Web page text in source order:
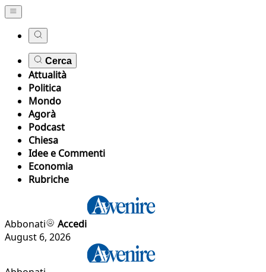
Cerca
Attualità
Politica
Mondo
Agorà
Podcast
Chiesa
Idee e Commenti
Economia
Rubriche
Abbonati
Accedi
August 6, 2026